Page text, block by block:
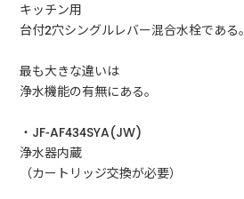
キッチン用
台付2穴シングルレバー混合水栓である。
最も大きな違いは
浄水機能の有無にある。
・JF-AF434SYA(JW)
浄水器内蔵
（カートリッジ交換が必要）